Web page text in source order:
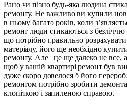
Рано чи пізно будь-яка людина
ремонту. Не важливо ви купили
в ньому багато років, коли
ремонт люди стикаються з
що потрібно правильно розрахувати
матеріалу, його ще необхідно
ремонту. Але і це ще далеко не все,
щоб у вашій квартирі ремонт був
дуже скоро довелося б його
ремонтом потрібно зробити
клопіткою і запиленою справою.